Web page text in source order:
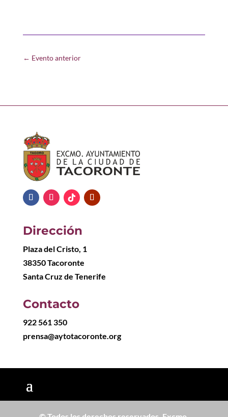
← Evento anterior
Dirección
Plaza del Cristo, 1
38350 Tacoronte
Santa Cruz de Tenerife
Contacto
922 561 350
prensa@aytotacoronte.org